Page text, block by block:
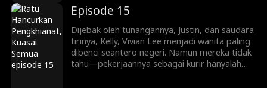
Lee. Mulai dari menjatuhkan lawan lewat
siaran langsung dan konflik keluarga, hingga
melatih Ryan Shaw yang pemalu menjadi
pewaris tangguh, Vivian memainkan
permainan kekuasaan dan balas dendam yang
kejam.
Episode 15
Dijebak oleh tunangannya, Justin, dan saudara
tirinya, Kelly, Vivian Lee menjadi wanita paling
dibenci seantero negeri. Namun mereka tidak
tahu—pekerjaannya sebagai kurir hanyalah